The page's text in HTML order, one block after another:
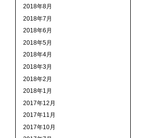
2018年8月
2018年7月
2018年6月
2018年5月
2018年4月
2018年3月
2018年2月
2018年1月
2017年12月
2017年11月
2017年10月